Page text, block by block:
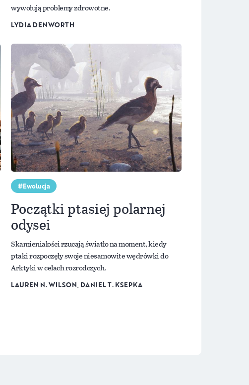
wywołują problemy zdrowotne.
LYDIA DENWORTH
Ewolucja
Początki ptasiej polarnej
odysei
Skamieniałości rzucają światło na moment, kiedy
ptaki rozpoczęły swoje niesamowite wędrówki do
Arktyki w celach rozrodczych.
LAUREN N. WILSON, DANIEL T. KSEPKA